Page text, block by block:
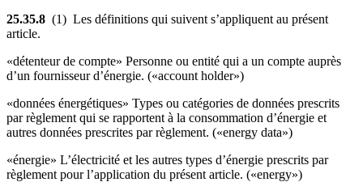
25.35.8 (1) Les définitions qui suivent s’appliquent au présent
article.
«détenteur de compte» Personne ou entité qui a un compte auprès
d’un fournisseur d’énergie. («account holder»)
«données énergétiques» Types ou catégories de données prescrits
par règlement qui se rapportent à la consommation d’énergie et
autres données prescrites par règlement. («energy data»)
«énergie» L’électricité et les autres types d’énergie prescrits par
règlement pour l’application du présent article. («energy»)